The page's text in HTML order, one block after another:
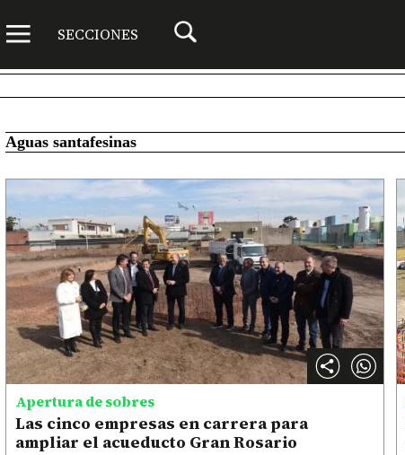
SECCIONES
Aguas santafesinas
Apertura de sobres
Las cinco empresas en carrera para
ampliar el acueducto Gran Rosario